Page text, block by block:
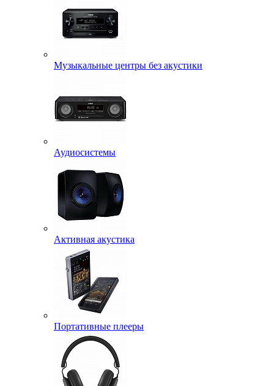
Музыкальные центры без акустики
Аудиосистемы
Активная акустика
Портативные плееры